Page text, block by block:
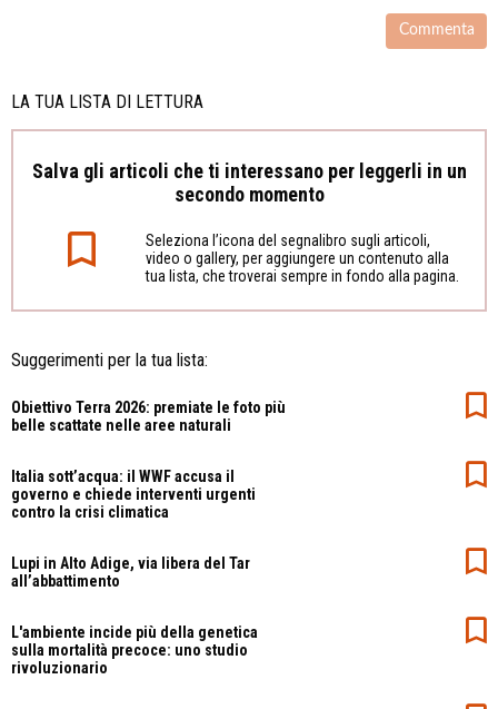
LA TUA LISTA DI LETTURA
Salva gli articoli che ti interessano per leggerli in un
secondo momento
Seleziona l’icona del segnalibro sugli articoli,
video o gallery, per aggiungere un contenuto alla
tua lista, che troverai sempre in fondo alla pagina.
Suggerimenti per la tua lista:
Obiettivo Terra 2026: premiate le foto più
belle scattate nelle aree naturali
Italia sott’acqua: il WWF accusa il
governo e chiede interventi urgenti
contro la crisi climatica
Lupi in Alto Adige, via libera del Tar
all’abbattimento
L'ambiente incide più della genetica
sulla mortalità precoce: uno studio
rivoluzionario